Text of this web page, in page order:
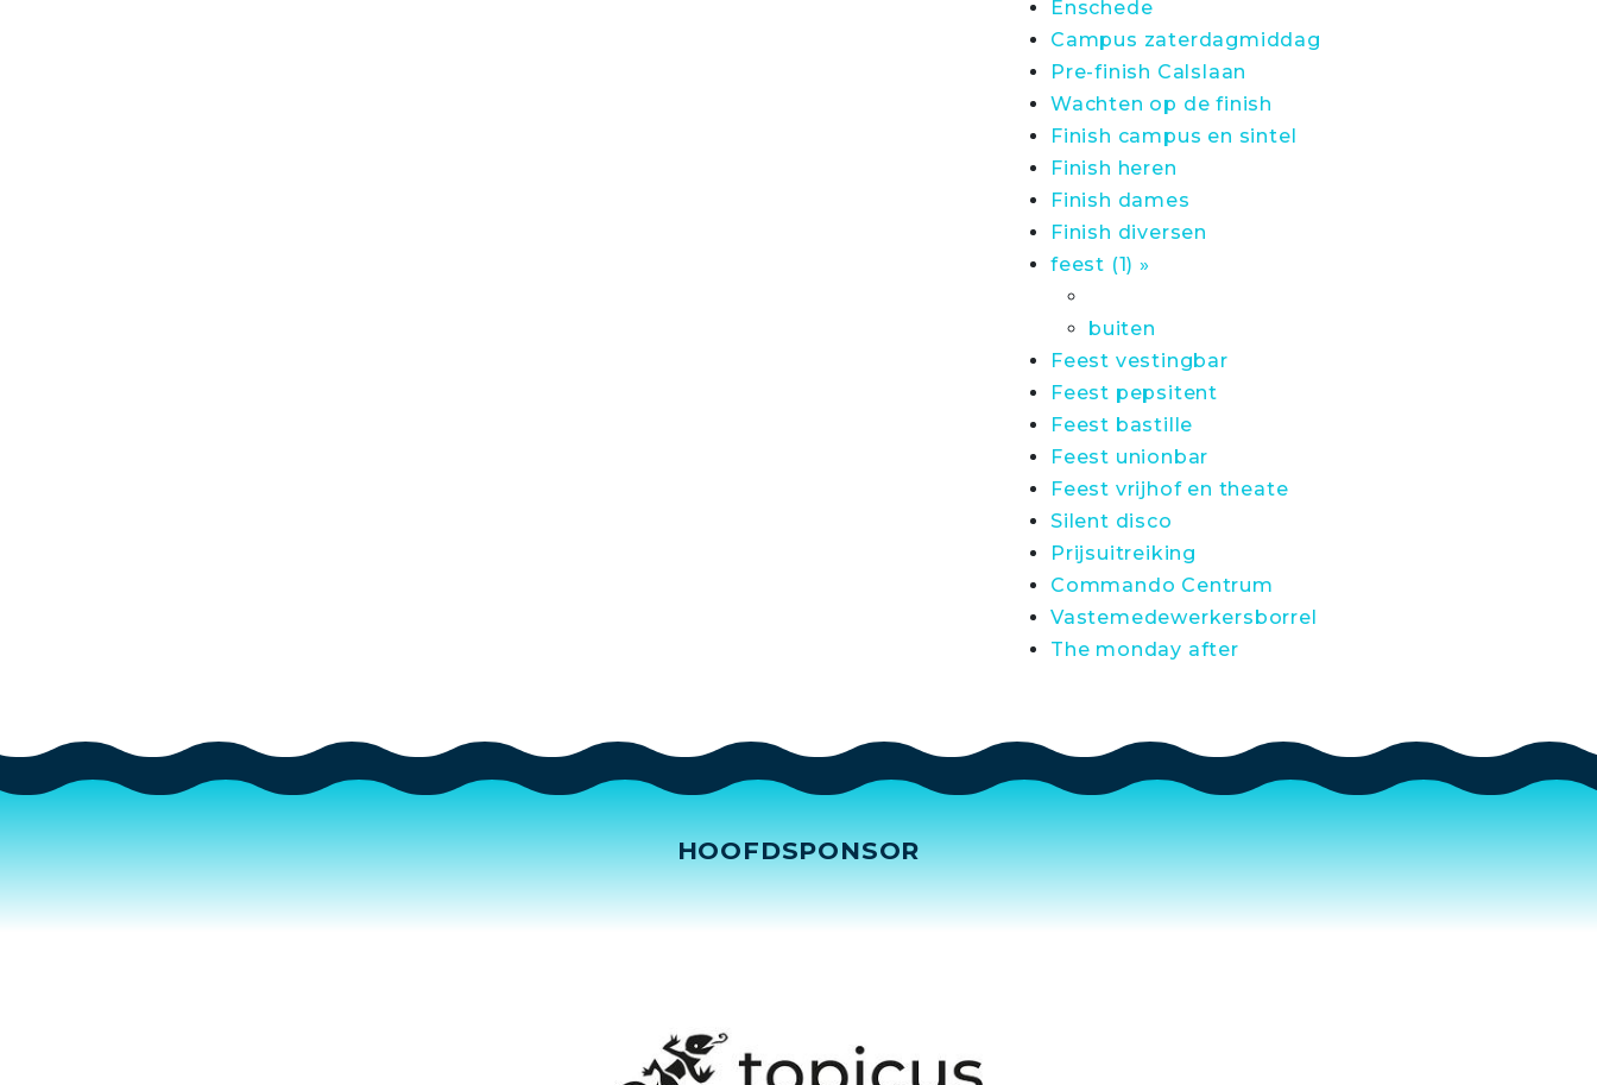
Enschede
Campus zaterdagmiddag
Pre-finish Calslaan
Wachten op de finish
Finish campus en sintel
Finish heren
Finish dames
Finish diversen
feest (1) »
buiten
Feest vestingbar
Feest pepsitent
Feest bastille
Feest unionbar
Feest vrijhof en theate
Silent disco
Prijsuitreiking
Commando Centrum
Vastemedewerkersborrel
The monday after
HOOFDSPONSOR